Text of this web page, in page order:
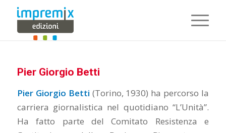
Pier Giorgio Betti
Pier Giorgio Betti (Torino, 1930) ha percorso la
carriera giornalistica nel quotidiano “L’Unità”.
Ha fatto parte del Comitato Resistenza e